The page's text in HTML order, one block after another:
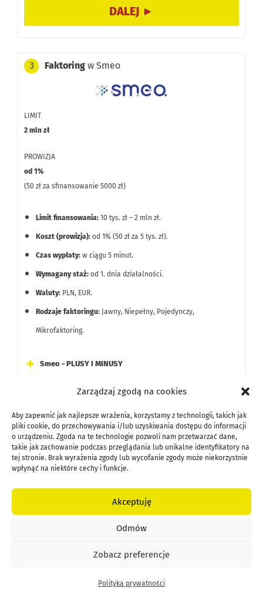
Zarządzaj zgodą na cookies
Aby zapewnić jak najlepsze wrażenia, korzystamy z technologii, takich jak
pliki cookie, do przechowywania i/lub uzyskiwania dostępu do informacji
o urządzeniu. Zgoda na te technologie pozwoli nam przetwarzać dane,
takie jak zachowanie podczas przeglądania lub unikalne identyfikatory na
tej stronie. Brak wyrażenia zgody lub wycofanie zgody może niekorzystnie
wpłynąć na niektóre cechy i funkcje.
Akceptuję
Odmów
Zobacz preferencje
Polityka prywatności
bez konieczności przesyłania weksli, plików JPK czy
sprawozdań finansowych.
bez ukrytych opłat dodatkowych.
kontrahenta, co ułatwia dostęp do finansowania nowym
3 Faktoring w Smeo
LIMIT
2 mln zł
PROWIZJA
od 1%
(50 zł za sfinansowanie 5000 zł)
Limit finansowania: 10 tys. zł – 2 mln zł.
Koszt (prowizja): od 1% (50 zł za 5 tys. zł).
Czas wypłaty: w ciągu 5 minut.
Wymagany staż: od 1. dnia działalności.
Waluty: PLN, EUR.
Rodzaje faktoringu: Jawny, Niepełny, Pojedynczy,
Mikrofaktoring.
Smeo - PLUSY I MINUSY
Najszybsza wypłata środków na rynku (w ciągu 5 minut),
Akceptacja firm z zaległościami w ZUS lub US oraz start-
upów i branż wysokiego ryzyka, które mają trudności z
dostępem do tradycyjnego finansowania.
Plan) pozwalające dopasować model do skali
kontrahenta, co chroni przed dodatkowymi kosztami przy
drobnych opóźnieniach.
PODSUMOWANIE